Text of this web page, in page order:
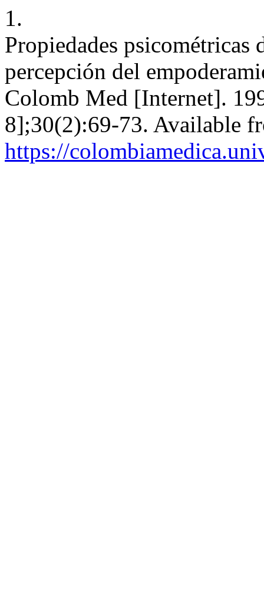
1.
Propiedades psicométricas
percepción del
Colomb Med [Internet].
8];30(2):69-73. Available
https://